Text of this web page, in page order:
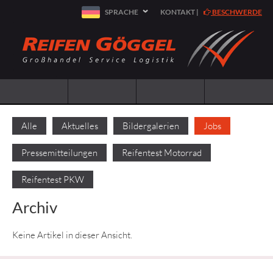
KONTAKT | BESCHWERDE
SPRACHE
Alle Aktuelles Bildergalerien Jobs
Pressemitteilungen Reifentest Motorrad
Reifentest PKW
Archiv
Keine Artikel in dieser Ansicht.